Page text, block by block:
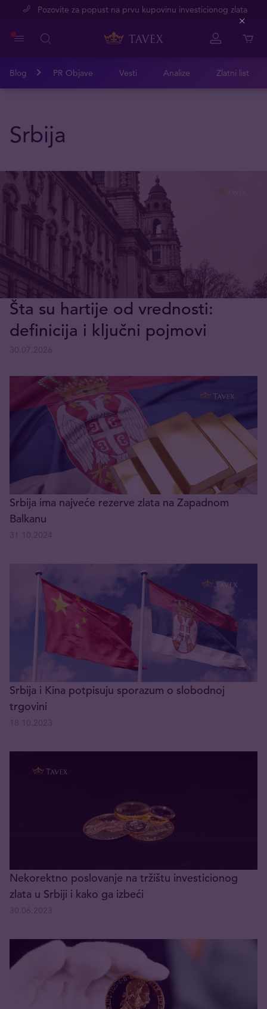
Pozovite za popust na prvu kupovinu investicionog zlata
Blog PR Objave Vesti Analize Zlatni list
Srbija
Šta su hartije od vrednosti:
definicija i ključni pojmovi
Srbija ima najveće rezerve zlata na Zapadnom
Balkanu
Srbija i Kina potpisuju sporazum o slobodnoj
trgovini
Nekorektno poslovanje na tržištu investicionog
zlata u Srbiji i kako ga izbeći
Close